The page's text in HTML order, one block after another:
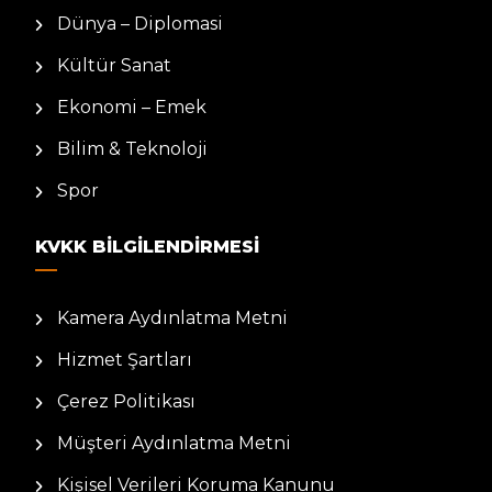
Dünya – Diplomasi
Kültür Sanat
Ekonomi – Emek
Bilim & Teknoloji
Spor
KVKK BILGILENDIRMESI
Kamera Aydınlatma Metni
Hizmet Şartları
Çerez Politikası
Müşteri Aydınlatma Metni
Kişisel Verileri Koruma Kanunu